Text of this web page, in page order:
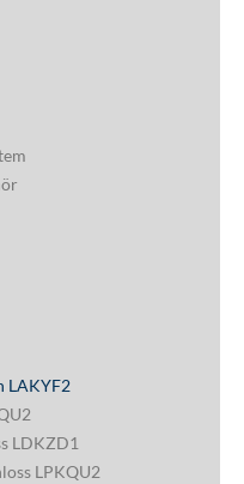
LAKYF2
LDKZD1
LPKQU2